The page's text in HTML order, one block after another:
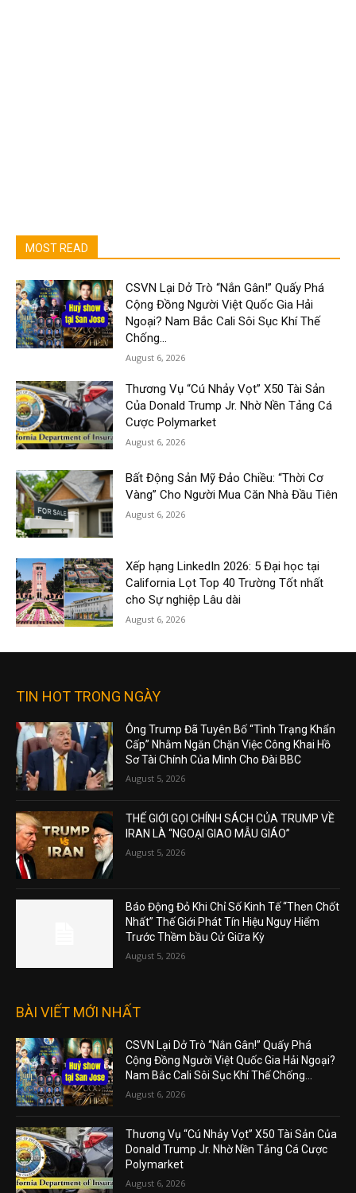
MOST READ
CSVN Lại Dở Trò “Nắn Gân!” Quấy Phá
Cộng Đồng Người Việt Quốc Gia Hải
Ngoại? Nam Bắc Cali Sôi Sục Khí Thế
Chống...
August 6, 2026
Thương Vụ “Cú Nhảy Vọt” X50 Tài Sản
Của Donald Trump Jr. Nhờ Nền Tảng Cá
Cược Polymarket
August 6, 2026
Bất Động Sản Mỹ Đảo Chiều: “Thời Cơ
Vàng” Cho Người Mua Căn Nhà Đầu Tiên
August 6, 2026
Xếp hạng LinkedIn 2026: 5 Đại học tại
California Lọt Top 40 Trường Tốt nhất
cho Sự nghiệp Lâu dài
August 6, 2026
TIN HOT TRONG NGÀY
Ông Trump Đã Tuyên Bố “Tình Trạng Khẩn
Cấp” Nhằm Ngăn Chặn Việc Công Khai Hồ
Sơ Tài Chính Của Mình Cho Đài BBC
August 5, 2026
THẾ GIỚI GỌI CHÍNH SÁCH CỦA TRUMP VỀ
IRAN LÀ “NGOẠI GIAO MẪU GIÁO”
August 5, 2026
Báo Động Đỏ Khi Chỉ Số Kinh Tế “Then Chốt
Nhất” Thế Giới Phát Tín Hiệu Nguy Hiểm
Trước Thềm bầu Cử Giữa Kỳ
August 5, 2026
BÀI VIẾT MỚI NHẤT
CSVN Lại Dở Trò “Nắn Gân!” Quấy Phá
Cộng Đồng Người Việt Quốc Gia Hải Ngoại?
Nam Bắc Cali Sôi Sục Khí Thế Chống...
August 6, 2026
Thương Vụ “Cú Nhảy Vọt” X50 Tài Sản Của
Donald Trump Jr. Nhờ Nền Tảng Cá Cược
Polymarket
August 6, 2026